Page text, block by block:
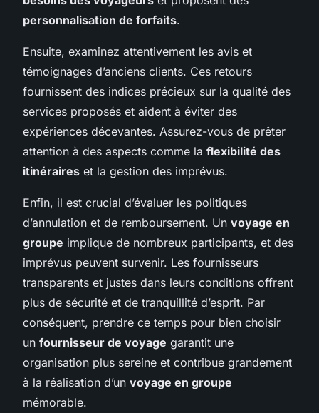
personnalisation de forfaits.
Ensuite, examinez attentivement les avis et
témoignages d’anciens clients. Ces retours
fournissent des indices précieux sur la qualité des
services proposés et aident à éviter des
expériences décevantes. Assurez-vous de prêter
attention à des aspects comme la flexibilité des
itinéraires et la gestion des imprévus.
Enfin, il est crucial d’évaluer les politiques
d’annulation et de remboursement. Un voyage en
groupe implique de nombreux participants, et des
imprévus peuvent survenir. Les fournisseurs
transparents et justes dans leurs conditions offrent
plus de sécurité et de tranquillité d’esprit. Par
conséquent, prendre ce temps pour bien choisir
un fournisseur de voyage garantit une
organisation plus sereine et contribue grandement
à la réalisation d’un voyage en groupe
mémorable.